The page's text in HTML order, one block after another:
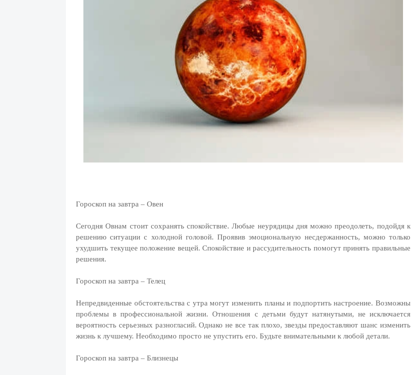
Гороскоп на завтра – Овен
Сегодня Овнам стоит сохранять спокойствие. Любые неурядицы дня можно преодолеть, подойдя к
решению ситуации с холодной головой. Проявив эмоциональную несдержанность, можно только
ухудшить текущее положение вещей. Спокойствие и рассудительность помогут принять правильные
решения.
Гороскоп на завтра – Телец
Непредвиденные обстоятельства с утра могут изменить планы и подпортить настроение. Возможны
проблемы в профессиональной жизни. Отношения с детьми будут натянутыми, не исключается
вероятность серьезных разногласий. Однако не все так плохо, звезды предоставляют шанс изменить
жизнь к лучшему. Необходимо просто не упустить его. Будьте внимательными к любой детали.
Гороскоп на завтра – Близнецы